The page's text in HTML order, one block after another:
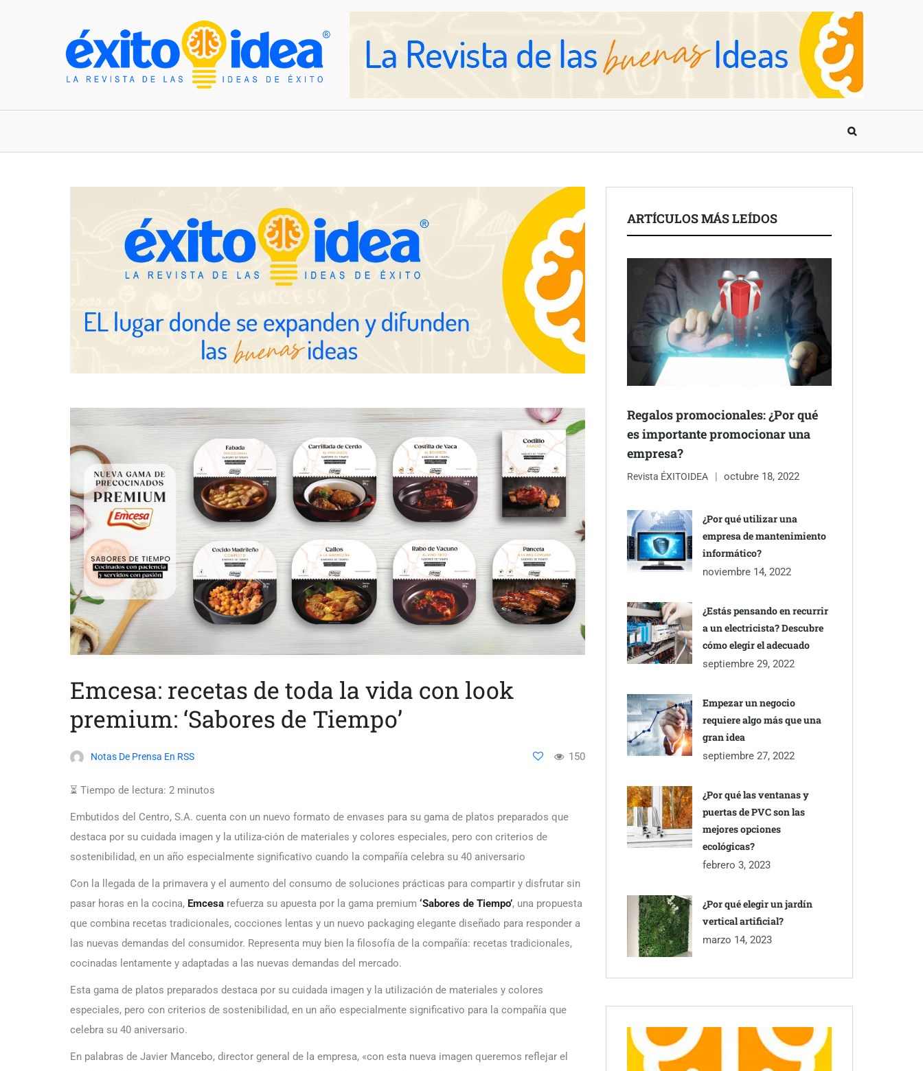
Emcesa: recetas de toda la vida con look
premium: ‘Sabores de Tiempo’
Notas De Prensa En RSS 150
⏳ Tiempo de lectura: 2 minutos
Embutidos del Centro, S.A. cuenta con un nuevo formato de envases para su gama de platos preparados que
destaca por su cuidada imagen y la utiliza-ción de materiales y colores especiales, pero con criterios de
sostenibilidad, en un año especialmente significativo cuando la compañía celebra su 40 aniversario
Con la llegada de la primavera y el aumento del consumo de soluciones prácticas para compartir y disfrutar sin
pasar horas en la cocina, Emcesa refuerza su apuesta por la gama premium ‘Sabores de Tiempo’, una propuesta
que combina recetas tradicionales, cocciones lentas y un nuevo packaging elegante diseñado para responder a
las nuevas demandas del consumidor. Representa muy bien la filosofía de la compañía: recetas tradicionales,
cocinadas lentamente y adaptadas a las nuevas demandas del mercado.
Esta gama de platos preparados destaca por su cuidada imagen y la utilización de materiales y colores
especiales, pero con criterios de sostenibilidad, en un año especialmente significativo para la compañía que
celebra su 40 aniversario.
En palabras de Javier Mancebo, director general de la empresa, «con esta nueva imagen queremos reflejar el
ARTÍCULOS MÁS LEÍDOS
Regalos promocionales: ¿Por qué
es importante promocionar una
empresa?
Revista ÉXITOIDEA octubre 18, 2022
¿Por qué utilizar una
empresa de mantenimiento
informático?
noviembre 14, 2022
¿Estás pensando en recurrir
a un electricista? Descubre
cómo elegir el adecuado
septiembre 29, 2022
Empezar un negocio
requiere algo más que una
gran idea
septiembre 27, 2022
¿Por qué las ventanas y
puertas de PVC son las
mejores opciones
ecológicas?
febrero 3, 2023
¿Por qué elegir un jardín
vertical artificial?
marzo 14, 2023